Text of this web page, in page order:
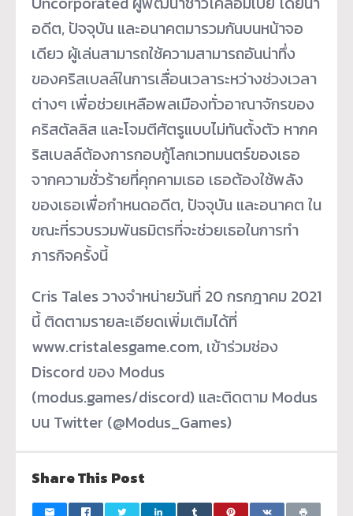
อดีต, ปัจจุบัน และอนาคตมารวมกันบนหน้าจอ
เดียว ผู้เล่นสามารถใช้ความสามารถอันน่าทึ่ง
ของคริสเบลล์ในการเลื่อนเวลาระหว่างช่วงเวลา
ต่างๆ เพื่อช่วยเหลือพลเมืองทั่วอาณาจักรของ
คริสตัลลิส และโจมตีศัตรูแบบไม่ทันตั้งตัว หากค
ริสเบลล์ต้องการกอบกู้โลกเวทมนตร์ของเธอ
จากความชั่วร้ายที่คุกคามเธอ เธอต้องใช้พลัง
ของเธอเพื่อกำหนดอดีต, ปัจจุบัน และอนาคต ใน
ขณะที่รวบรวมพันธมิตรที่จะช่วยเธอในการทำ
ภารกิจครั้งนี้
Cris Tales วางจำหน่ายวันที่ 20 กรกฎาคม 2021
นี้ ติดตามรายละเอียดเพิ่มเติมได้ที่
www.cristalesgame.com, เข้าร่วมช่อง
Discord ของ Modus
(modus.games/discord) และติดตาม Modus
บน Twitter (@Modus_Games)
Share This Post